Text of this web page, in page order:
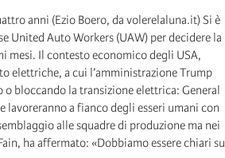
anni (Ezio Boero, da volerelaluna.it) Si è
United Auto Workers (UAW) per decidere la
mesi. Il contesto economico degli USA,
elettriche, a cui l’amministrazione Trump
bloccando la transizione elettrica: General
a fianco degli esseri umani con
alle squadre di produzione ma nei
ha affermato: «Dobbiamo essere chiari su